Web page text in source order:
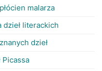
malarza
dzieł literackich
dzieł
Picassa